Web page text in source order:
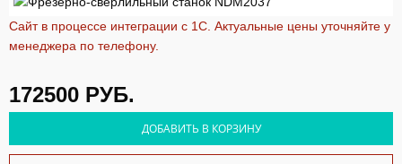
Сайт в процессе интеграции с 1С. Актуальные цены уточняйте у
менеджера по телефону.
172500 РУБ.
ДОБАВИТЬ В КОРЗИНУ